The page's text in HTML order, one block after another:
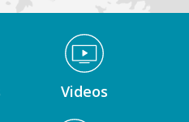
Videos